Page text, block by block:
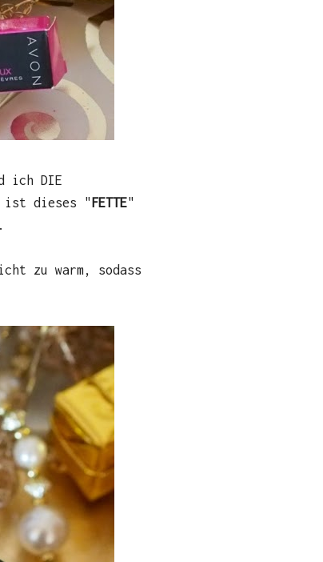
ich DIE
ist dieses " FETTE"
zu warm, sodass